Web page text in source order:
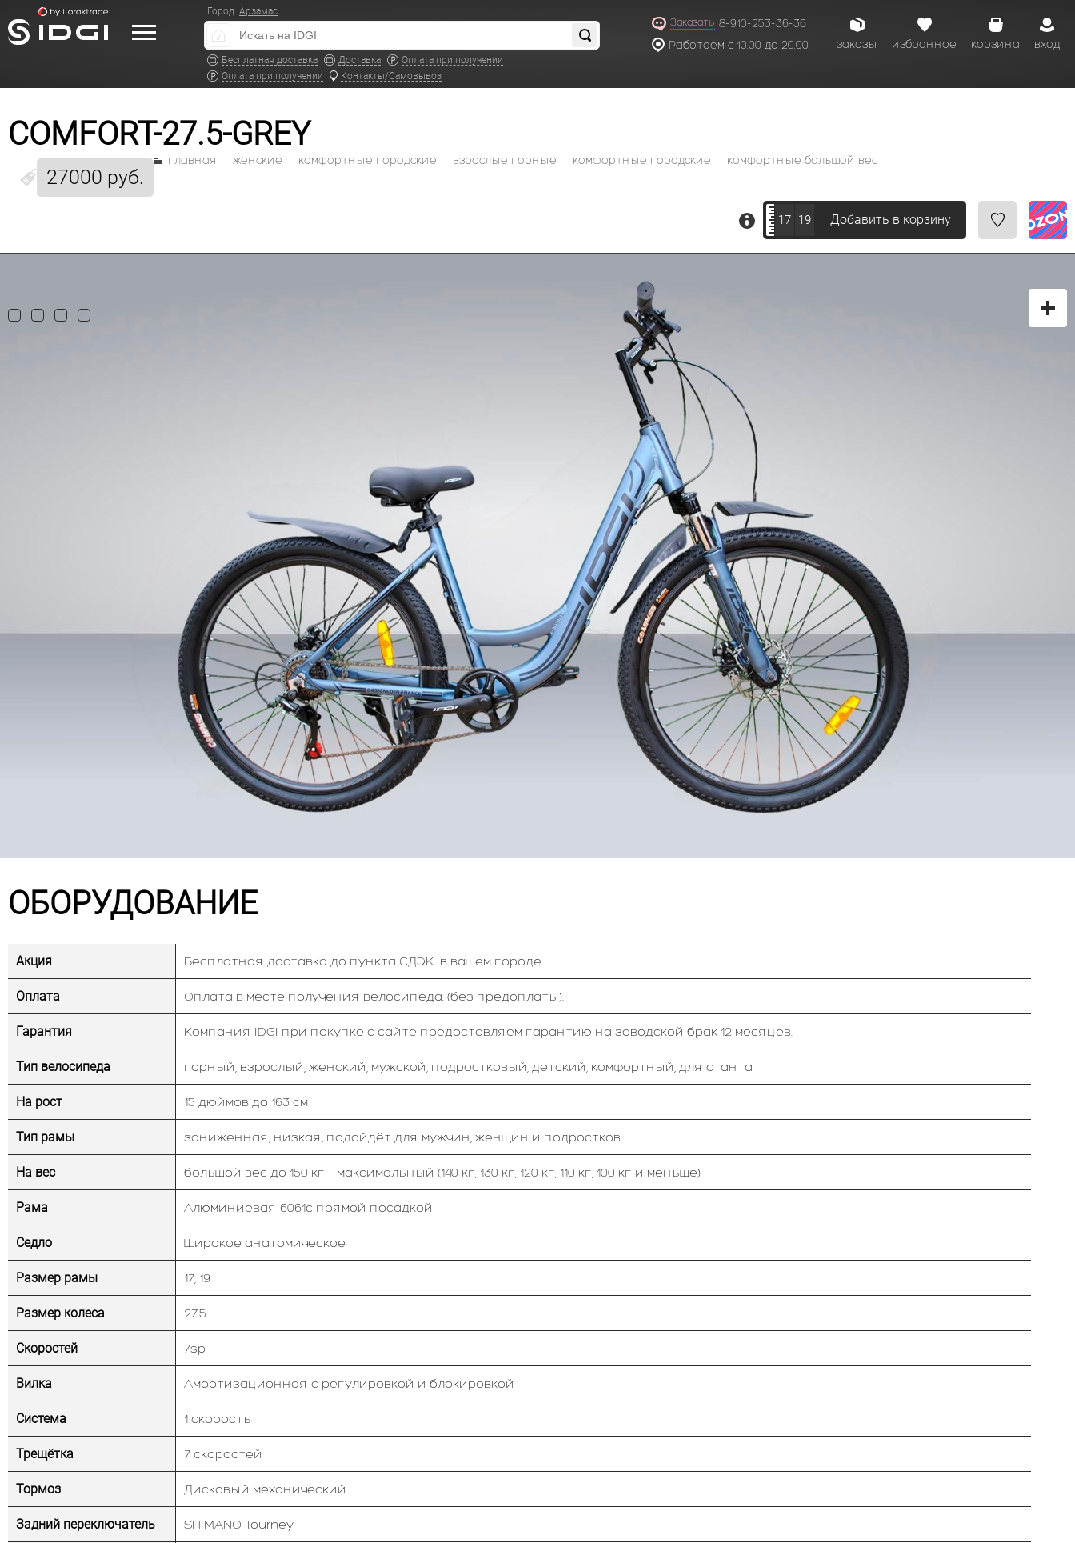
Город: Арзамас
Бесплатная доставка Доставка
Оплата при получении
Оплата при получении
Контакты/Самовывоз
Заказать 8-910-253-36-36
Работаем с 10.00 до 20.00
вход
корзина
избранное
заказы
COMFORT-27.5-GREY
27000 руб.
главная женские комфортные городские взрослые горные комфортные городские комфортные большой вес
17 19 Добавить в корзину
ОБОРУДОВАНИЕ
Акция Бесплатная доставка до пункта СДЭК в вашем городе
Оплата Оплата в месте получения велосипеда. (без предоплаты).
Гарантия Компания IDGI при покупке с сайте предоставляем гарантию на заводской брак 12 месяцев.
Тип велосипеда горный, взрослый, женский, мужской, подростковый, детский, комфортный, для станта
На рост 15 дюймов до 163 см
Тип рамы заниженная, низкая, подойдёт для мужчин, женщин и подростков
На вес большой вес до 150 кг - максимальный (140 кг, 130 кг, 120 кг, 110 кг, 100 кг и меньше)
Рама Алюминиевая 6061с прямой посадкой
Седло Широкое анатомическое
Размер рамы 17, 19
Размер колеса 27.5
Скоростей 7sp
Вилка Амортизационная с регулировкой и блокировкой
Система 1 скорость
Трещётка 7 скоростей
Тормоз Дисковый механический
Задний переключатель SHIMANO Tourney